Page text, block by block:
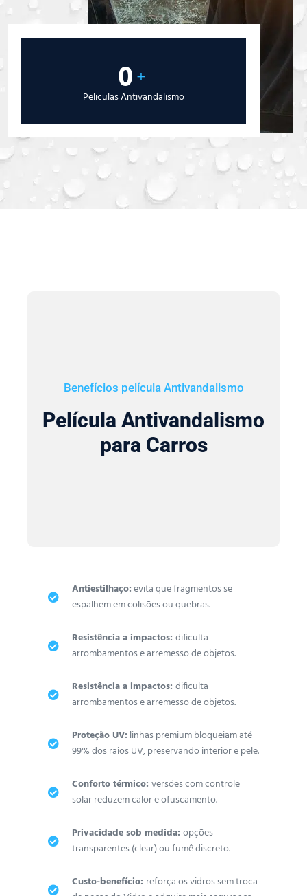
0+
Peliculas Antivandalismo
Benefícios película Antivandalismo
Película Antivandalismo
para Carros
Antiestilhaço:evita que fragmentos se
espalhem em colisões ou quebras.
Resistência a impactos: dificulta
arrombamentos e arremesso de objetos.
Resistência a impactos: dificulta
arrombamentos e arremesso de objetos.
Proteção UV: linhas premium bloqueiam até
99% dos raios UV, preservando interior e pele.
Conforto térmico: versões com controle
solar reduzem calor e ofuscamento.
Privacidade sob medida: opções
transparentes (clear) ou fumê discreto.
Custo-benefício: reforça os vidros sem troca